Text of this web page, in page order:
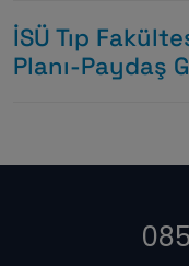
İSÜ Tıp
Planı-Paydaş